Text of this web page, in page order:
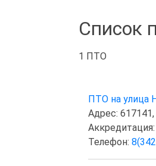
Список
1 ПТО
ПТО на улица
Адрес:
Аккредитация:
Телефон: